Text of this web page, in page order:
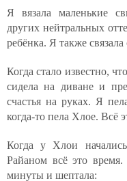
Я вязала маленькие
других нейтральных
ребёнка. Я также
Когда стало известно,
сидела на диване и
счастья на руках. Я
когда-то пела Хлое. Всё
Когда у Хлои
Райаном всё это
минуты и шептала: